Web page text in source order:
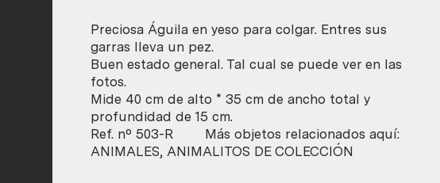
escultura.
cm
cantidad
Preciosa Águila en yeso para colgar. Entres sus
garras lleva un pez.
Buen estado general. Tal cual se puede ver en las
fotos.
Mide 40 cm de alto * 35 cm de ancho total y
profundidad de 15 cm.
Ref. nº 503-R Más objetos relacionados aquí:
ANIMALES, ANIMALITOS DE COLECCIÓN